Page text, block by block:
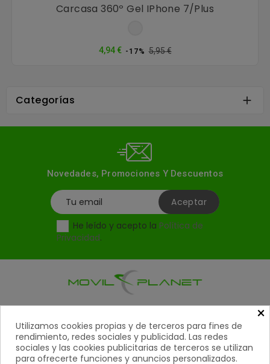
Carcasa 360º Gel IPhone 7/Plus
4,94 € Precio
-17% 5,95 €Precio
Categorías 
Novedades, Promociones Y Descuentos
He leído y acepto la Política de
Privacidad.
Ayuda
×
Utilizamos cookies propias y de terceros para fines de
rendimiento, redes sociales y publicidad. Las redes
sociales y las cookies publicitarias de terceros se utilizan
para ofrecerte funciones y anuncios personalizados.